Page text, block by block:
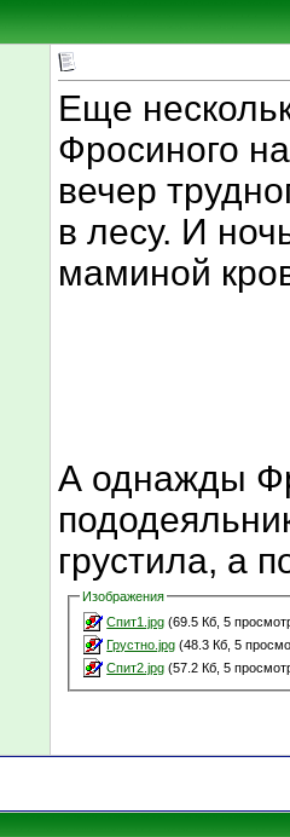
Еще
Фросиного
вечер
в лесу. И
маминой
А однажды
грустила, а
Изображения
Спит1.jpg (69.5 Кб, 5
Грустно.jpg (48.3 Кб, 5
Спит2.jpg (57.2 Кб, 5